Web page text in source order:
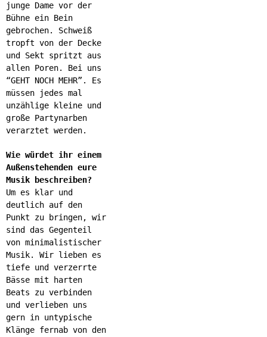
junge Dame vor der
Bühne ein Bein
gebrochen. Schweiß
tropft von der Decke
und Sekt spritzt aus
allen Poren. Bei uns
“GEHT NOCH MEHR”. Es
müssen jedes mal
unzählige kleine und
große Partynarben
verarztet werden.
Wie würdet ihr einem
Außenstehenden eure
Musik beschreiben?
Um es klar und
deutlich auf den
Punkt zu bringen, wir
sind das Gegenteil
von minimalistischer
Musik. Wir lieben es
tiefe und verzerrte
Bässe mit harten
Beats zu verbinden
und verlieben uns
gern in untypische
Klänge fernab von den